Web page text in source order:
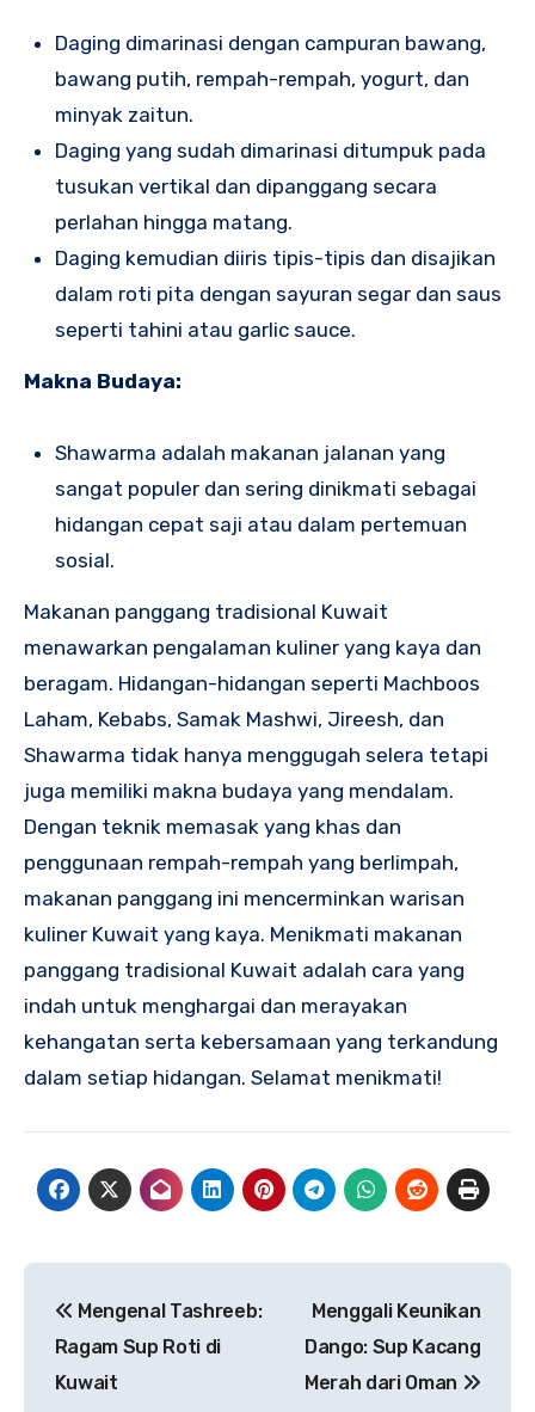
Daging dimarinasi dengan campuran bawang,
bawang putih, rempah-rempah, yogurt, dan
minyak zaitun.
Daging yang sudah dimarinasi ditumpuk pada
tusukan vertikal dan dipanggang secara
perlahan hingga matang.
Daging kemudian diiris tipis-tipis dan disajikan
dalam roti pita dengan sayuran segar dan saus
seperti tahini atau garlic sauce.
Makna Budaya:
Shawarma adalah makanan jalanan yang
sangat populer dan sering dinikmati sebagai
hidangan cepat saji atau dalam pertemuan
sosial.
Makanan panggang tradisional Kuwait
menawarkan pengalaman kuliner yang kaya dan
beragam. Hidangan-hidangan seperti Machboos
Laham, Kebabs, Samak Mashwi, Jireesh, dan
Shawarma tidak hanya menggugah selera tetapi
juga memiliki makna budaya yang mendalam.
Dengan teknik memasak yang khas dan
penggunaan rempah-rempah yang berlimpah,
makanan panggang ini mencerminkan warisan
kuliner Kuwait yang kaya. Menikmati makanan
panggang tradisional Kuwait adalah cara yang
indah untuk menghargai dan merayakan
kehangatan serta kebersamaan yang terkandung
dalam setiap hidangan. Selamat menikmati!
pos
Mengenal Tashreeb:
Ragam Sup Roti di
Kuwait
Menggali Keunikan
Dango: Sup Kacang
Merah dari Oman